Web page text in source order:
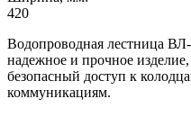
420
Водопроводная лестница
надежное и прочное изделие,
безопасный доступ к
коммуникациям.